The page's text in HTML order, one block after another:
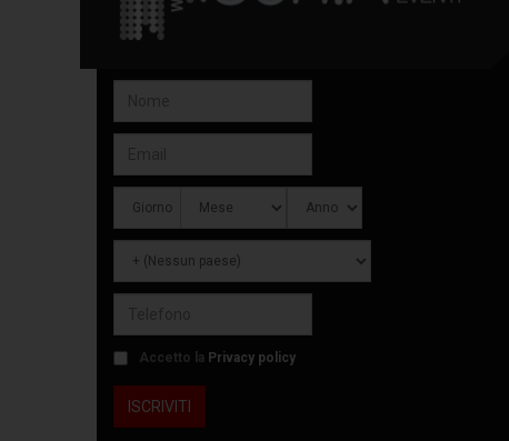
Accetto la Privacy policy